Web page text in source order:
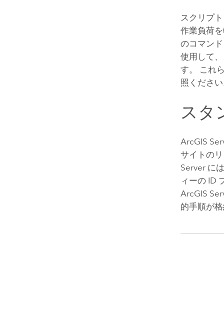
スクリプ
作業負荷
のコマン
使用して
す。 これ
照くださ
スタ
ArcGIS
サイトの
Server に
ィーの ID
ArcGIS
的手順が